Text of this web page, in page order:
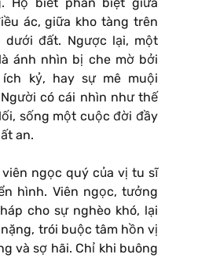
ác, giữa kho tàng trên
đất. Ngược lại, một
ánh nhìn bị che mờ bởi
kỷ, hay sự mê muội
có cái nhìn như thế
sống một cuộc đời đầy
an.
ngọc quý của vị tu sĩ
hình. Viên ngọc, tưởng
cho sự nghèo khó, lại
trói buộc tâm hồn vị
và sợ hãi. Chỉ khi buông